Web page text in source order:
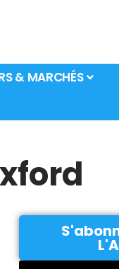
& MARCHÉS